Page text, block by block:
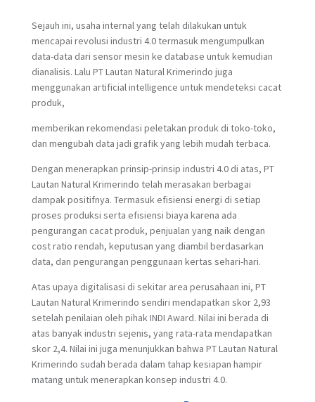
Sejauh ini, usaha internal yang telah dilakukan untuk
mencapai revolusi industri 4.0 termasuk mengumpulkan
data-data dari sensor mesin ke database untuk kemudian
dianalisis. Lalu PT Lautan Natural Krimerindo juga
menggunakan artificial intelligence untuk mendeteksi cacat
produk,
memberikan rekomendasi peletakan produk di toko-toko,
dan mengubah data jadi grafik yang lebih mudah terbaca.
Dengan menerapkan prinsip-prinsip industri 4.0 di atas, PT
Lautan Natural Krimerindo telah merasakan berbagai
dampak positifnya. Termasuk efisiensi energi di setiap
proses produksi serta efisiensi biaya karena ada
pengurangan cacat produk, penjualan yang naik dengan
cost ratio rendah, keputusan yang diambil berdasarkan
data, dan pengurangan penggunaan kertas sehari-hari.
Atas upaya digitalisasi di sekitar area perusahaan ini, PT
Lautan Natural Krimerindo sendiri mendapatkan skor 2,93
setelah penilaian oleh pihak INDI Award. Nilai ini berada di
atas banyak industri sejenis, yang rata-rata mendapatkan
skor 2,4. Nilai ini juga menunjukkan bahwa PT Lautan Natural
Krimerindo sudah berada dalam tahap kesiapan hampir
matang untuk menerapkan konsep industri 4.0.